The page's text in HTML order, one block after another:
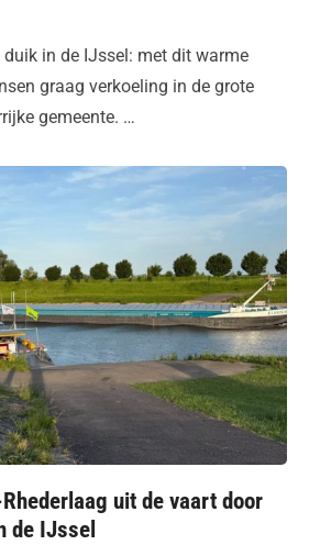
duik in de IJssel: met dit warme
graag verkoeling in de grote
gemeente. …
uit de vaart door
de IJssel